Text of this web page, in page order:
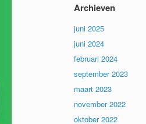
Archieven
juni 2025
juni 2024
februari 2024
september 2023
maart 2023
november 2022
oktober 2022